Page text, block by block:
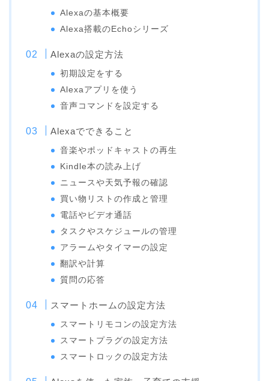
Alexaの基本概要
Alexa搭載のEchoシリーズ
Alexaの設定方法
初期設定をする
Alexaアプリを使う
音声コマンドを設定する
Alexaでできること
音楽やポッドキャストの再生
Kindle本の読み上げ
ニュースや天気予報の確認
買い物リストの作成と管理
電話やビデオ通話
タスクやスケジュールの管理
アラームやタイマーの設定
翻訳や計算
質問の応答
スマートホームの設定方法
スマートリモコンの設定方法
スマートプラグの設定方法
スマートロックの設定方法